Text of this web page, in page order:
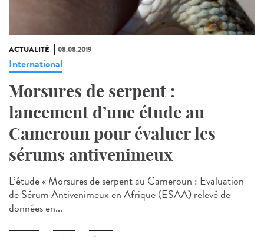
ACTUALITÉ 08.08.2019
International
Morsures de serpent :
lancement d’une étude au
Cameroun pour évaluer les
sérums antivenimeux
L’étude « Morsures de serpent au Cameroun : Evaluation
de Sérum Antivenimeux en Afrique (ESAA) relevé de
données en...